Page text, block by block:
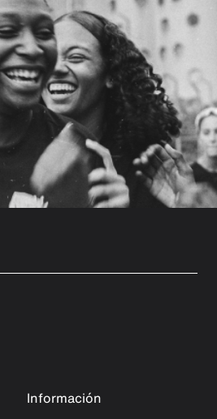
Información